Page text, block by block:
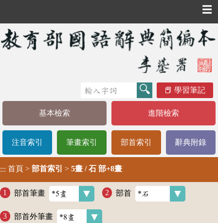
☰
學習筆記
基本檢索 進階檢索
注音索引 筆畫索引 部首索引 辭典附錄
::: 首頁 > 部首索引 > 5畫 / 石 部+8畫
部首筆畫 部首
部首外筆畫